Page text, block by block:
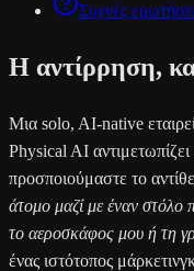
Συχνές
Η αντίρρηση,
Μια solo, AI-native
Physical AI
προσποιούμαστε το
άτομο μαζί με έναν στόλο
το αεροσκάφος μου ή τη
ένας ιστότοπος